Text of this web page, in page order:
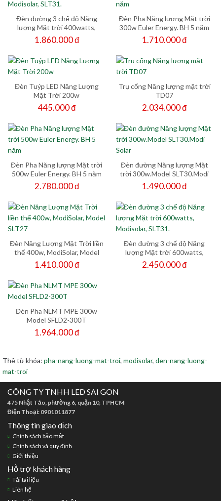
Đèn đường 3 chế độ Năng
lượng Mặt trời 400watts,
Modisolar, SLT31.
1.860.000 đ
Đèn Pha Năng lượng Mặt trời
300w Euler Energy. BH 5 năm
1.710.000 đ
Đèn Tuýp LED Năng Lượng
Mặt Trời 200w
445.000 đ
Trụ cổng Năng lượng mặt trời
TD07
2.034.000 đ
Đèn Pha Năng lượng Mặt trời
500w Euler Energy. BH 5 năm
2.780.000 đ
Đèn đường Năng lượng Mặt
trời 300w.Model SLT30.Modi
Solar
1.490.000 đ
Đèn Năng Lượng Mặt Trời liền
thể 400w, ModiSolar, Model
SLT27
1.410.000 đ
Đèn đường 3 chế độ Năng
lượng Mặt trời 600watts,
Modisolar, SLT31.
2.450.000 đ
Đèn Pha NLMT MPE 300w
Model SFLD2-300T
1.964.000 đ
Thẻ từ khóa: pha-nang-luong-mat-troi, modisolar, den-nang-luong-
mat-troi
CÔNG TY TNHH LED SAI GON
475 Nhật Tảo, phường 6, quận 10, TPHCM
Điện Thoại: 0901011877
Thông tin giao dịch
Chính sách bảo mật
Chính sách và quy định
Giới thiệu
Hỗ trợ khách hàng
Tải tài liệu
Liên hệ